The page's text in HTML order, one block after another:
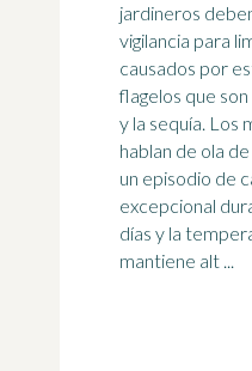
jardineros
vigilancia para
causados por
flagelos que
y la sequía. Los meteorólogos
hablan de ola
un episodio de
excepcional
días y la
mantiene alt ...